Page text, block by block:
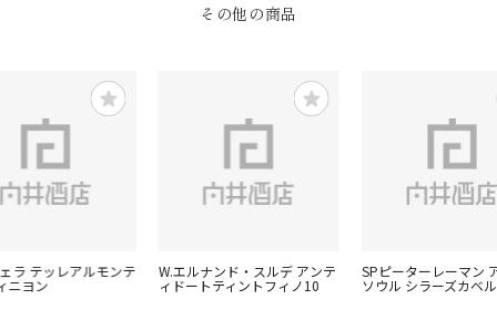
その他の商品
ラ テッレアルモンテ
ニヨン
W.エルナンド・スルデ アンテ
ィドートティントフィノ10
SPピーターレーマン
ソウル シラーズカベ